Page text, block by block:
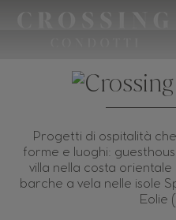
Progetti di ospitalità
forme e luoghi:
villa nella costa
barche a vela nelle isole
Eolie